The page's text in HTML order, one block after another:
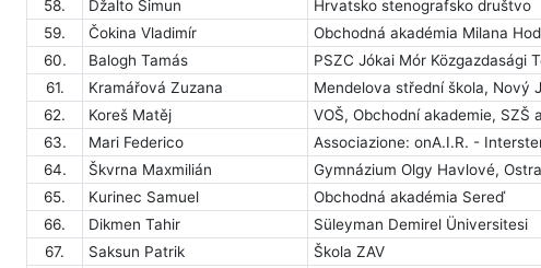
58.
Džalto Šimun Hrvatsko stenografsko društvo
59.
Čokina Vladimír Obchodná akadémia Milana
60.
Balogh Tamás PSZC Jókai Mór Közgazdasági
61.
Kramářová Zuzana Mendelova střední škola, Nový
62.
Koreš Matěj VOŠ, Obchodní akademie, SZŠ
63.
Mari Federico Associazione: onA.I.R. -
64.
Škvrna Maxmilián Gymnázium Olgy Havlové,
65.
Kurinec Samuel Obchodná akadémia Sereď
66.
Dikmen Tahir Süleyman Demirel Üniversitesi
67.
Saksun Patrik Škola ZAV